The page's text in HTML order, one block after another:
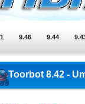
9.46 9.44
Toorbot 8.42 -